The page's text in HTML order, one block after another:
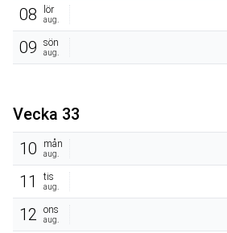
08 lör
aug.
09 sön
aug.
Vecka 33
10
mån
aug.
11 tis
aug.
12 ons
aug.